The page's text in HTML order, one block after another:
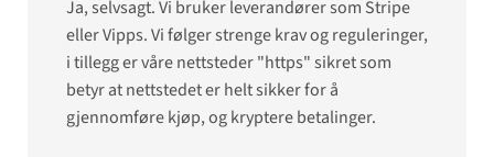
Ja, selvsagt. Vi bruker leverandører som Stripe
eller Vipps. Vi følger strenge krav og reguleringer,
i tillegg er våre nettsteder "https" sikret som
betyr at nettstedet er helt sikker for å
gjennomføre kjøp, og kryptere betalinger.